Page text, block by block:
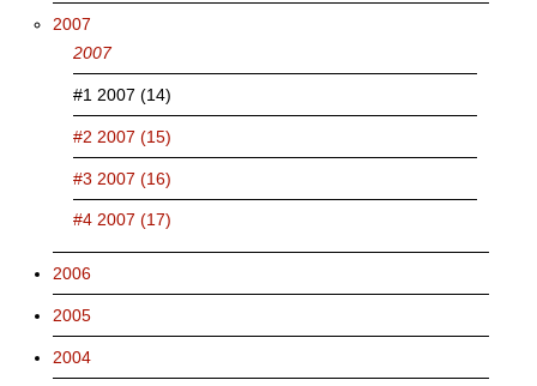
2007
2007
#1 2007 (14)
#2 2007 (15)
#3 2007 (16)
#4 2007 (17)
2006
2005
2004